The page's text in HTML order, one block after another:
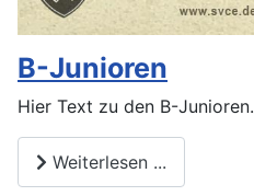
B-Junioren
Hier Text zu den B-Junioren.
Weiterlesen ...